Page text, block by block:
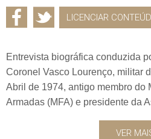
LICENCIAR
Entrevista biográfica conduzida
Coronel Vasco Lourenço, militar
Abril de 1974, antigo membro do
Armadas (MFA) e presidente da
VER